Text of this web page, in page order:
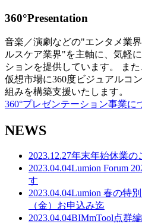
360°Presentation
音楽／演劇などの"エンタメ業
ルスケア業界"を主軸に、気軽
ションを提供しています。 ま
仮想市場に360度ビジュアルコ
組みを構築支援いたします。
360°プレゼンテーション事業に
NEWS
2023.12.27年末年始休業の
2023.04.04Lumion Forum
す
2023.04.04Lumion 春の特
（金）お申込み迄
2023.04.04BIMmTool点群